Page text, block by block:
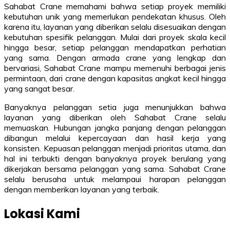
Sahabat Crane memahami bahwa setiap proyek memiliki
kebutuhan unik yang memerlukan pendekatan khusus. Oleh
karena itu, layanan yang diberikan selalu disesuaikan dengan
kebutuhan spesifik pelanggan. Mulai dari proyek skala kecil
hingga besar, setiap pelanggan mendapatkan perhatian
yang sama. Dengan armada crane yang lengkap dan
bervariasi, Sahabat Crane mampu memenuhi berbagai jenis
permintaan, dari crane dengan kapasitas angkat kecil hingga
yang sangat besar.
Banyaknya pelanggan setia juga menunjukkan bahwa
layanan yang diberikan oleh Sahabat Crane selalu
memuaskan. Hubungan jangka panjang dengan pelanggan
dibangun melalui kepercayaan dan hasil kerja yang
konsisten. Kepuasan pelanggan menjadi prioritas utama, dan
hal ini terbukti dengan banyaknya proyek berulang yang
dikerjakan bersama pelanggan yang sama. Sahabat Crane
selalu berusaha untuk melampaui harapan pelanggan
dengan memberikan layanan yang terbaik.
Lokasi Kami